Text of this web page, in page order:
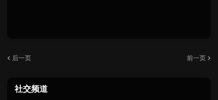
后一页 前一页
社交频道